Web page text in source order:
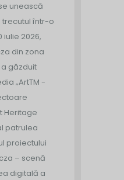
unească
trecutul într-o
iulie 2026,
din zona
găzduit
„ArtTM -
Heritage
patrulea
proiectului
– scenă
digitală a